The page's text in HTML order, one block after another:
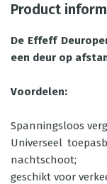
Product
De Effeff
een deur op
Voordelen:
Spanningsloos
Universeel
nachtschoot;
geschikt voor